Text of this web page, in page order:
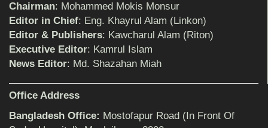
বিমানের সিলেট-ম্যানচেস্টার সরাসরি ফ্লাইট চালু হচ্ছে
সোমবার
Chairman: Mohammed Mokis Monsur
Editor in Chief: Eng. Khayrul Alam (Linkon)
Editor & Publishers: Kawcharul Alam (Riton)
Executive Editor: Kamrul Islam
News Editor: Md. Shazahan Miah
Office Address
Bangladesh Office: Mostofapur Road (In Front Of